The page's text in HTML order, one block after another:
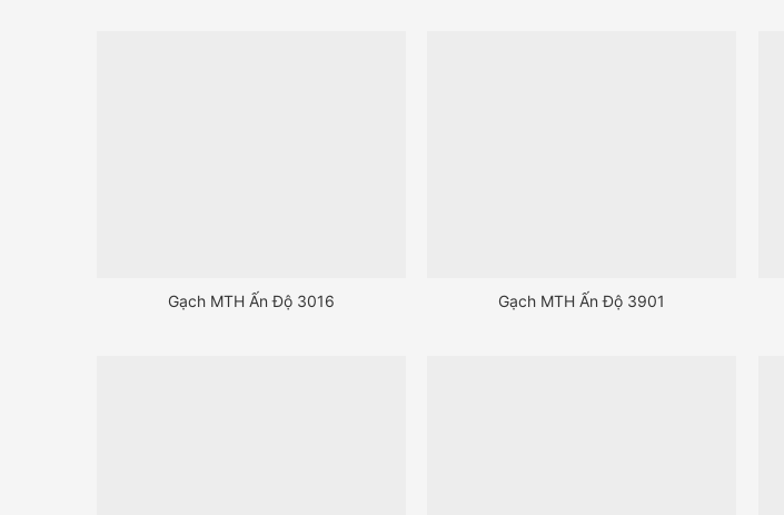
Gạch MTH Ấn Độ 3016 Gạch MTH Ấn Độ 3901